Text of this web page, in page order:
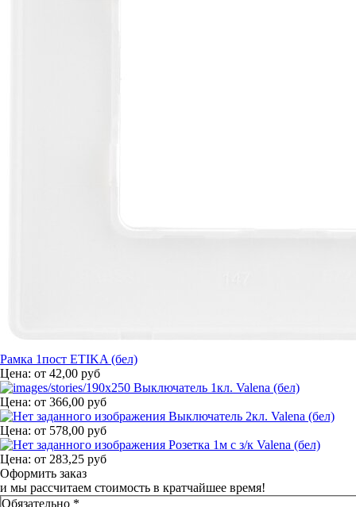
Рамка 1пост ETIKA (бел)
Цена: от 42,00 руб
Выключатель 1кл. Valena (бел)
Цена: от 366,00 руб
Выключатель 2кл. Valena (бел)
Цена: от 578,00 руб
Розетка 1м с з/к Valena (бел)
Цена: от 283,25 руб
Оформить заказ
и мы рассчитаем стоимость в кратчайшее время!
Обязательно *